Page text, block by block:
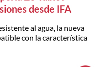
desde IFA
al agua, la nueva
con la característica